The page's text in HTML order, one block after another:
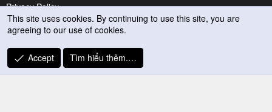
Privacy Policy
Trợ giúp
R
S
This site uses cookies. By continuing to use this site, you are
agreeing to our use of cookies.
Accept Tìm hiểu thêm.…